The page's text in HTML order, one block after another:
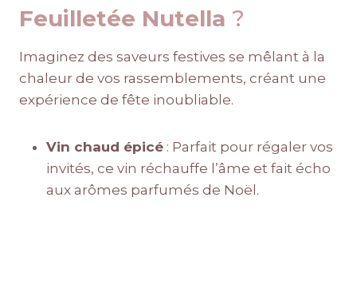
Feuilletée Nutella ?
Imaginez des saveurs festives se mêlant à la
chaleur de vos rassemblements, créant une
expérience de fête inoubliable.
Vin chaud épicé : Parfait pour régaler vos
invités, ce vin réchauffe l’âme et fait écho
aux arômes parfumés de Noël.